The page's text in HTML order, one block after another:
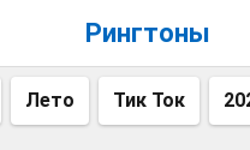
Рингтоны
Лето Тик Ток